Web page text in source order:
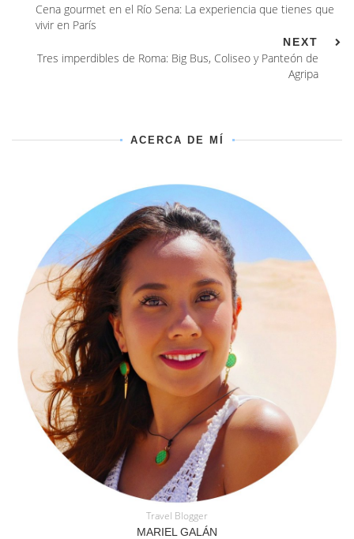
Cena gourmet en el Río Sena: La experiencia que tienes que
vivir en París
NEXT
Tres imperdibles de Roma: Big Bus, Coliseo y Panteón de
Agripa
ACERCA DE MÍ
Travel Blogger
MARIEL GALÁN